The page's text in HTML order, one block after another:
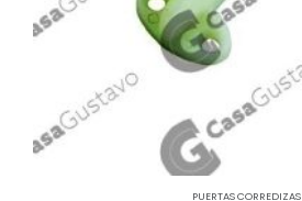
PUERTAS CORREDIZAS